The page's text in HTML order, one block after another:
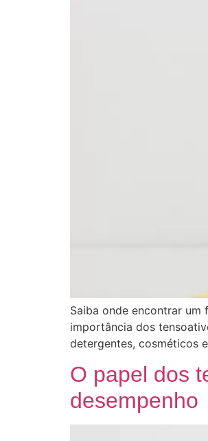
Saiba onde encontrar um
importância dos
detergentes, cosméticos
O papel dos
desempenho